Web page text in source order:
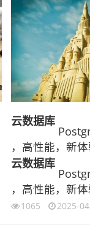
云数据库
，高性能，新
云数据库
，高性能，新
1065 2025-